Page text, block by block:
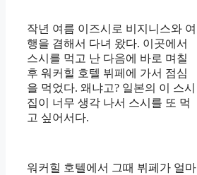
작년 여름 이즈시로 비지니스와 여
행을 겸해서 다녀 왔다. 이곳에서
스시를 먹고 난 다음에 바로 며칠
후 워커힐 호텔 뷔페에 가서 점심
을 먹었다. 왜냐고? 일본의 이 스시
집이 너무 생각 나서 스시를 또 먹
고 싶어서다.
워커힐 호텔에서 그때 뷔페가 얼마